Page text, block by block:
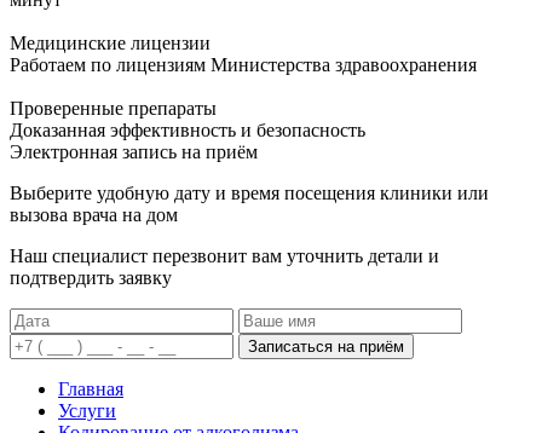
Медицинские лицензии
Работаем по лицензиям Министерства здравоохранения
Проверенные препараты
Доказанная эффективность и безопасность
Электронная запись на приём
Выберите удобную дату и время посещения клиники или
вызова врача на дом
Наш специалист перезвонит вам уточнить детали и
подтвердить заявку
Записаться на приём
Главная
Услуги